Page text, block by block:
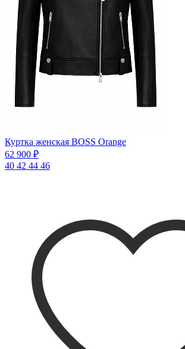
Куртка женская BOSS Orange
62 900 ₽
40 42 44 46